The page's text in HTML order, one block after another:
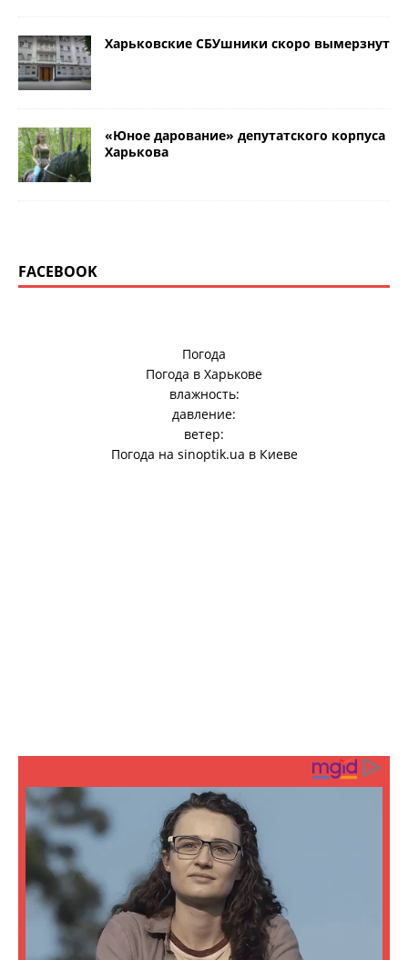
Харьковские СБУшники скоро вымерзнут
«Юное дарование» депутатского корпуса
Харькова
FACEBOOK
Погода
Погода в Харькове
влажность:
давление:
ветер:
Погода на sinoptik.ua в Киеве